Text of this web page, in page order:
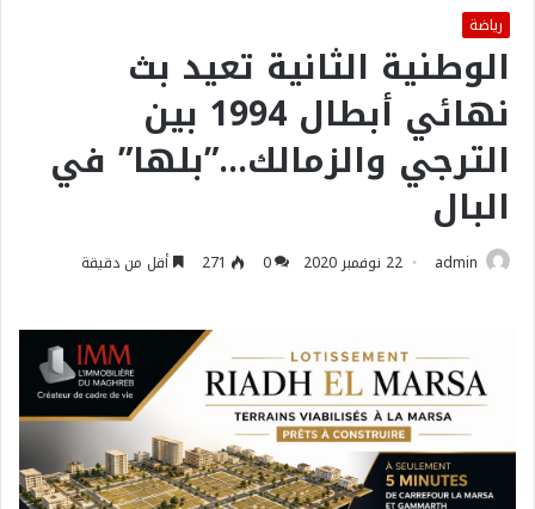
رياضة
الوطنية الثانية تعيد بث
نهائي أبطال 1994 بين
الترجي والزمالك…”بلها” في
البال
admin 22 نوفمبر 2020 0
271 أقل من دقيقة